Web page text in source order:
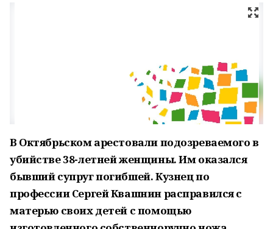
В Октябрьском арестовали подозреваемого в
убийстве 38-летней женщины. Им оказался
бывший супруг погибшей. Кузнец по
профессии Сергей Квашнин расправился с
матерью своих детей с помощью